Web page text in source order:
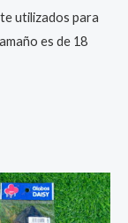
utilizados para
es de 18